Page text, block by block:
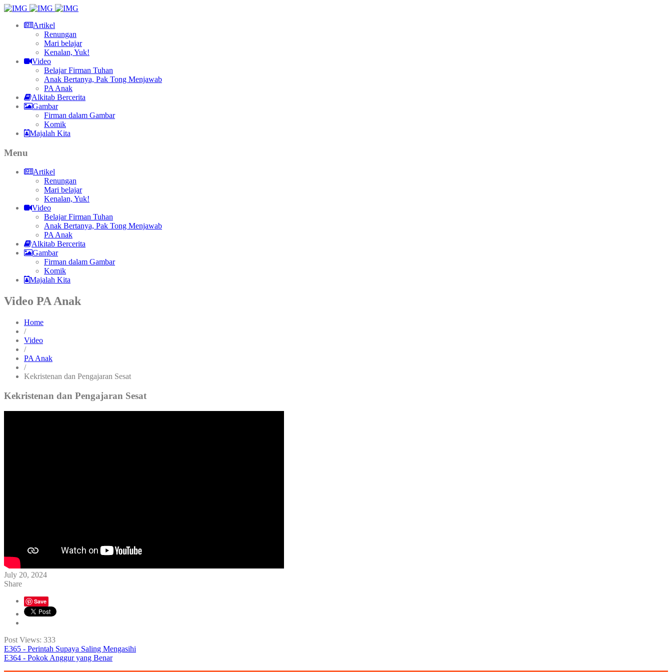
Artikel
Renungan
Mari belajar
Kenalan, Yuk!
Video
Belajar Firman Tuhan
Anak Bertanya, Pak Tong Menjawab
PA Anak
Alkitab Bercerita
Gambar
Firman dalam Gambar
Komik
Majalah Kita
Menu
Artikel
Renungan
Mari belajar
Kenalan, Yuk!
Video
Belajar Firman Tuhan
Anak Bertanya, Pak Tong Menjawab
PA Anak
Alkitab Bercerita
Gambar
Firman dalam Gambar
Komik
Majalah Kita
Video PA Anak
Home
/
Video
/
PA Anak
/
Kekristenan dan Pengajaran Sesat
Kekristenan dan Pengajaran Sesat
July 20, 2024
Share
Save
Post Views: 333
E365 - Perintah Supaya Saling Mengasihi
E364 - Pokok Anggur yang Benar